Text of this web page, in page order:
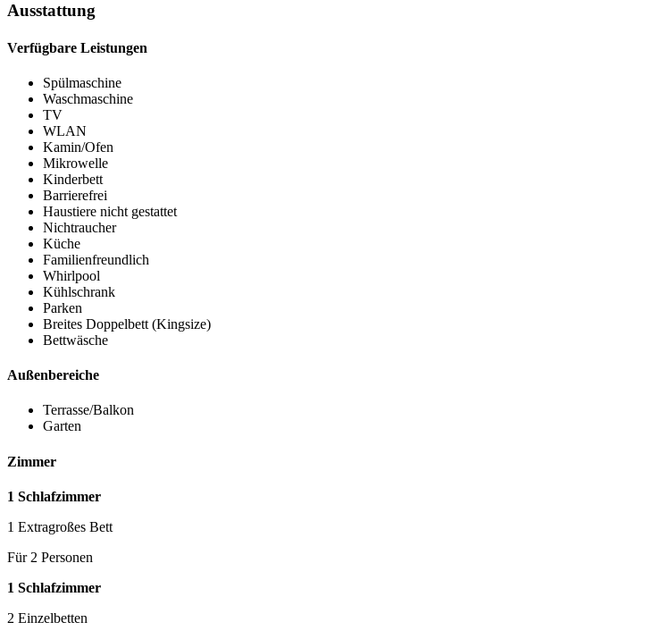
Ausstattung
Verfügbare Leistungen
Spülmaschine
Waschmaschine
TV
WLAN
Kamin/Ofen
Mikrowelle
Kinderbett
Barrierefrei
Haustiere nicht gestattet
Nichtraucher
Küche
Familienfreundlich
Whirlpool
Kühlschrank
Parken
Breites Doppelbett (Kingsize)
Bettwäsche
Außenbereiche
Terrasse/Balkon
Garten
Zimmer
1 Schlafzimmer
1 Extragroßes Bett
Für 2 Personen
1 Schlafzimmer
2 Einzelbetten